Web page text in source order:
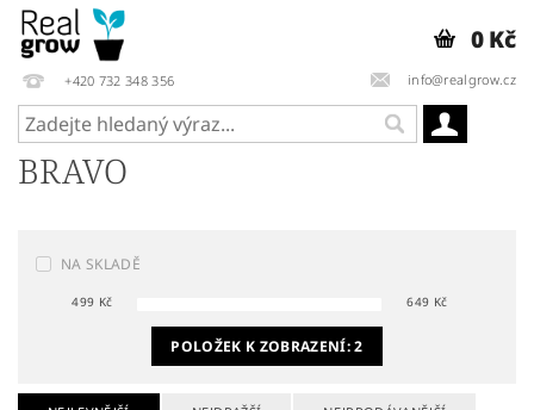
+420 732 348 356 info@realgrow.cz
0 Kč
BRAVO
NA SKLADĚ
499 Kč 649 Kč
POLOŽEK K ZOBRAZENÍ:2